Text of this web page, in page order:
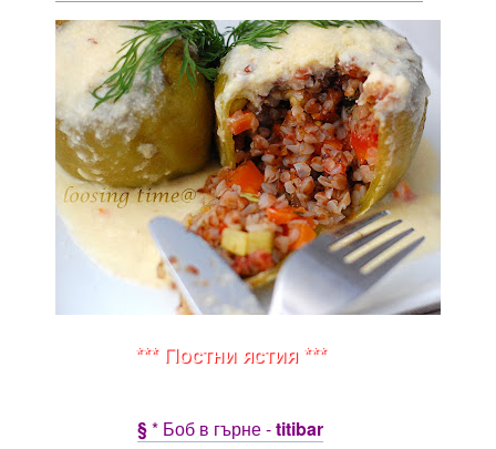
*** Постни ястия ***
§* Боб в гърне -titibar